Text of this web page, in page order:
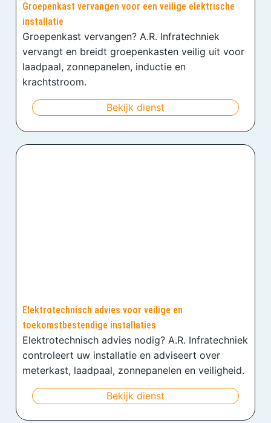
Groepenkast vervangen voor een veilige elektrische
installatie
Groepenkast vervangen? A.R. Infratechniek
vervangt en breidt groepenkasten veilig uit voor
laadpaal, zonnepanelen, inductie en
krachtstroom.
Bekijk dienst
Elektrotechnisch advies voor veilige en
toekomstbestendige installaties
Elektrotechnisch advies nodig? A.R. Infratechniek
controleert uw installatie en adviseert over
meterkast, laadpaal, zonnepanelen en veiligheid.
Bekijk dienst